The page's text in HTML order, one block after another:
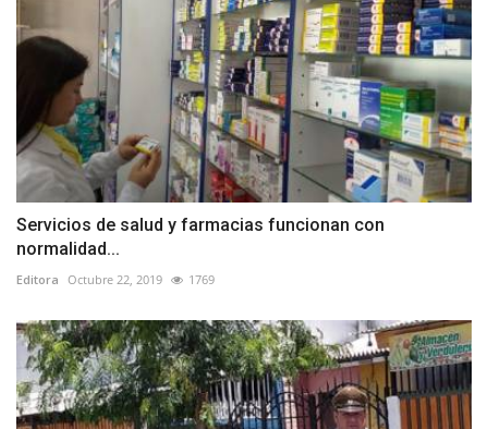
Servicios de salud y farmacias funcionan con
normalidad...
Editora Octubre 22, 2019 1769